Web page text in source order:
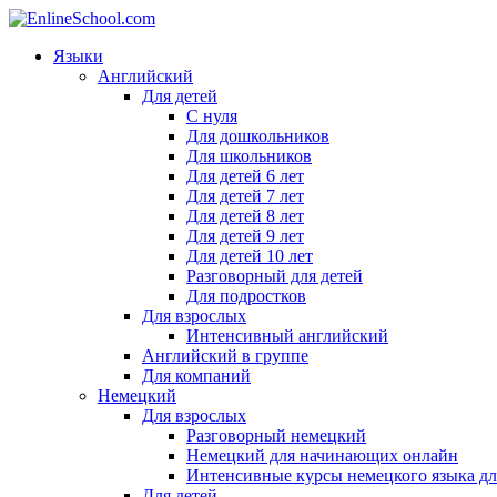
Языки
Английский
Для детей
С нуля
Для дошкольников
Для школьников
Для детей 6 лет
Для детей 7 лет
Для детей 8 лет
Для детей 9 лет
Для детей 10 лет
Разговорный для детей
Для подростков
Для взрослых
Интенсивный английский
Английский в группе
Для компаний
Немецкий
Для взрослых
Разговорный немецкий
Немецкий для начинающих онлайн
Интенсивные курсы немецкого языка